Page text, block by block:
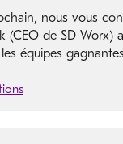
nous vous
(CEO de SD
équipes